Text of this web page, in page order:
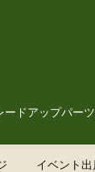
ードアップパー
イベント出